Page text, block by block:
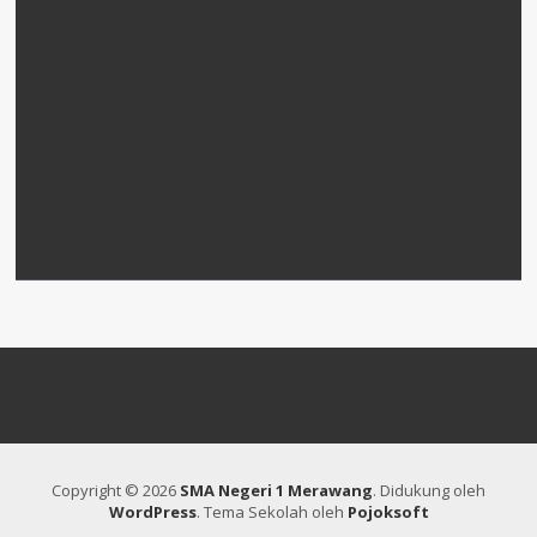
Copyright © 2026 SMA Negeri 1 Merawang. Didukung oleh
WordPress. Tema Sekolah oleh Pojoksoft